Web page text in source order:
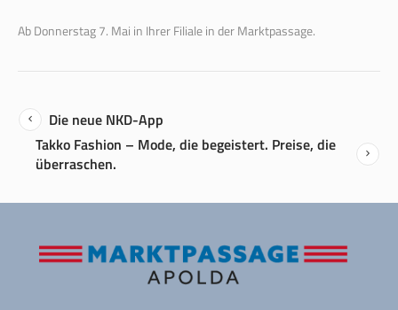
Ab Donnerstag 7. Mai in Ihrer Filiale in der Marktpassage.
Die neue NKD-App
Takko Fashion – Mode, die begeistert. Preise, die
überraschen.